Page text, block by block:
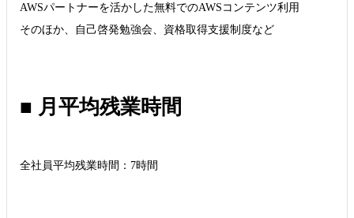
AWSパートナーを活かした無料でのAWSコンテンツ利用
そのほか、自己啓発勉強会、資格取得支援制度など
■ 月平均残業時間
全社員平均残業時間：7時間